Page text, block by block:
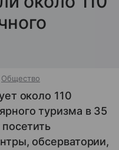
Общество
около 110
туризма в 35
обсерватории,